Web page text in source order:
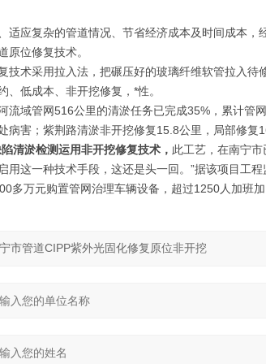
适应复杂的管道情况、节省经济成本及时间成本
原位修复技术。
技术采用拉入法，把碾压好的玻璃纤维软管拉入
、低成本、非开挖修复，*性。
流域管网516公里的清淤任务已完成35%，累计
病害；紫荆路清淤非开挖修复15.8公里，局部修复
清淤检测运用非开挖修复技术， 此工艺，在南宁
用这一种技术手段，这还是头一回。”据该项目工
多万元购置管网治理车辆设备，超过1250人加班